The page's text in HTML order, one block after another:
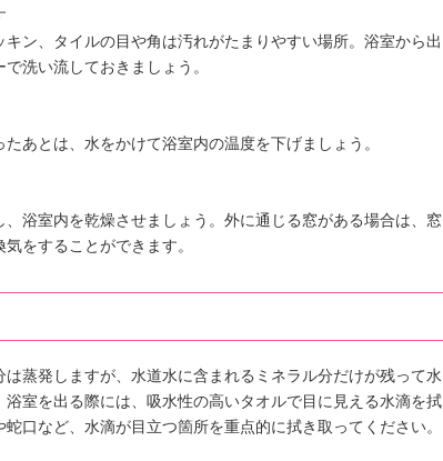
ン、タイルの目や角は汚れがたまりやすい場所。浴室から出
洗い流しておきましょう。
あとは、水をかけて浴室内の温度を下げましょう。
、浴室内を乾燥させましょう。外に通じる窓がある場合は、窓
をすることができます。
蒸発しますが、水道水に含まれるミネラル分だけが残って水
浴室を出る際には、吸水性の高いタオルで目に見える水滴を拭
口など、水滴が目立つ箇所を重点的に拭き取ってください。